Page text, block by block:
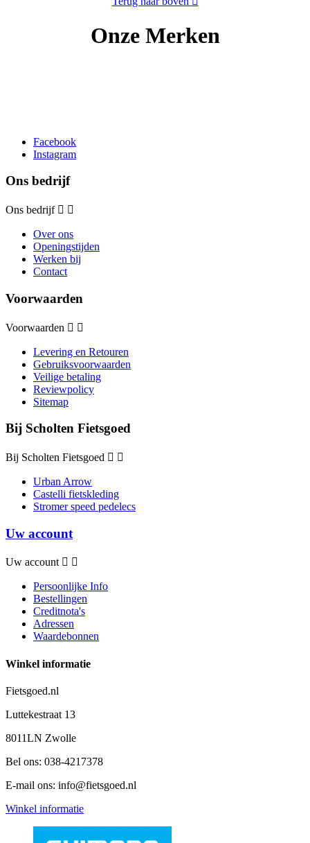
Onze Merken
Facebook
Instagram
Ons bedrijf
Ons bedrijf  
Over ons
Openingstijden
Werken bij
Contact
Voorwaarden
Voorwaarden  
Levering en Retouren
Gebruiksvoorwaarden
Veilige betaling
Reviewpolicy
Sitemap
Bij Scholten Fietsgoed
Bij Scholten Fietsgoed  
Urban Arrow
Castelli fietskleding
Stromer speed pedelecs
Uw account
Uw account  
Persoonlijke Info
Bestellingen
Creditnota's
Adressen
Waardebonnen
Winkel informatie
Fietsgoed.nl
Luttekestraat 13
8011LN Zwolle
Bel ons: 038-4217378
E-mail ons: info@fietsgoed.nl
Winkel informatie